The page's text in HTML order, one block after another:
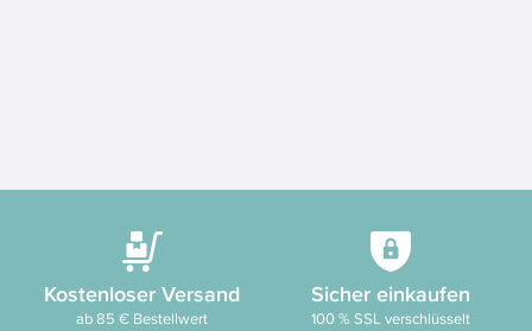
Kostenloser Versand
ab 85 € Bestellwert
Sicher einkaufen
100 % SSL verschlüsselt